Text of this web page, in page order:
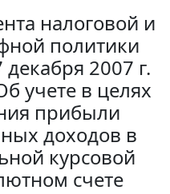
налоговой и
политики
2007 г.
учете в целях
прибыли
доходов в
курсовой
счете